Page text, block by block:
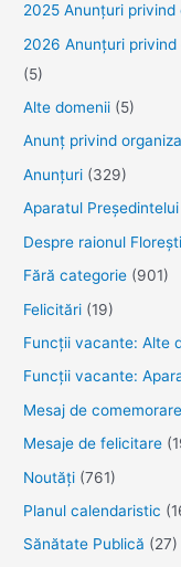
2025 Anunţuri
2026 Anunțuri
(5)
Alte domenii (5)
Anunţ privind
Anunţuri (329)
Aparatul
Despre raionul Floreşti
Fără categorie (901)
Felicitări (19)
Funcţii vacante: Alte
Funcții vacante:
Mesaj de comemorare
Mesaje de felicitare
Noutăţi (761)
Planul calendaristic
Sănătate Publică (27)